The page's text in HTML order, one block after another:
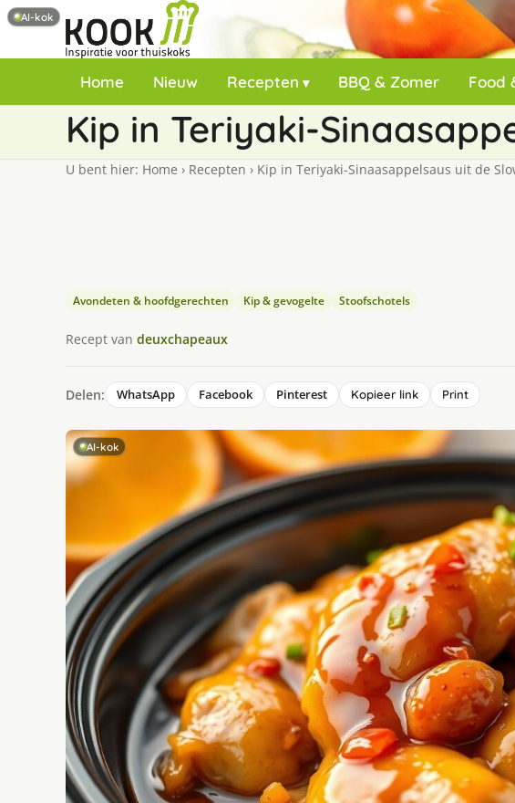
Home Nieuw Recepten BBQ & Zomer Food
Kip in Teriyaki-
U bent hier: Home › Recepten › Kip in Teriyaki-Sinaasappelsaus uit de
Avondeten & hoofdgerechten Kip & gevogelte Stoofschotels
Recept van deuxchapeaux
Delen: WhatsApp Facebook Pinterest Kopieer link Print
AI-kok
AI-kok